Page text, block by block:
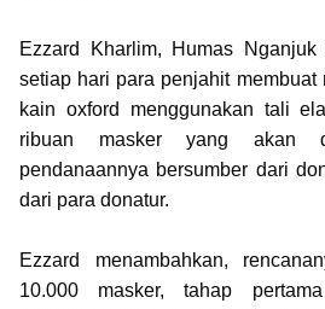
Ezzard Kharlim, Humas Nganjuk
setiap hari para penjahit membuat
kain oxford menggunakan tali
ribuan masker yang akan
pendanaannya bersumber dari
dari para donatur.
Ezzard menambahkan,
10.000 masker, tahap